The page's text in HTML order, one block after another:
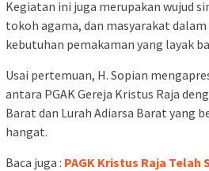
Kegiatan ini juga merupakan wujud
tokoh agama, dan masyarakat
kebutuhan pemakaman yang layak
Usai pertemuan, H. Sopian
antara PGAK Gereja Kristus Raja
Barat dan Lurah Adiarsa Barat yang
hangat.
Baca juga : PAGK Kristus Raja Telah